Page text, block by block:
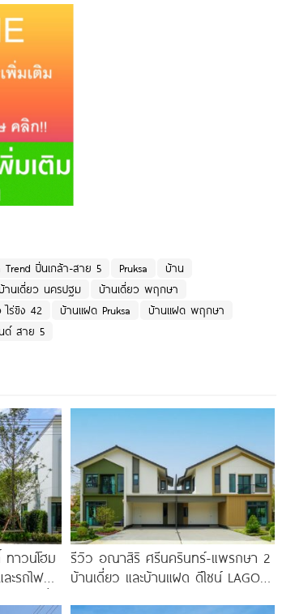
Trend ปิ่นเกล้า-สาย 5 Pruksa
บ้าน
บ้านเดี่ยว นครปฐม
บ้านเดี่ยว พฤกษา
ไร่ขิง 42 บ้านแฝด Pruksa
บ้านแฝด พฤกษา
นด์ สาย 5
ทาวน์โฮม
ะรถไฟฟ้า
รีวิว อณาสิริ ศรีนครินทร์-แพรกษา 2
บ้านเดี่ยว และบ้านแฝด ดีไซน์ LAGOM